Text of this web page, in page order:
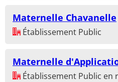
Maternelle Chavanelle
Établissement Public
Maternelle
Établissement Public en